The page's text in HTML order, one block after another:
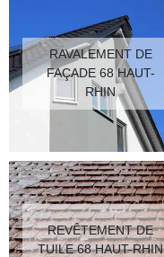
RAVALEMENT DE
FAÇADE 68 HAUT-
RHIN
REVÊTEMENT DE
TUILE 68 HAUT-RHIN